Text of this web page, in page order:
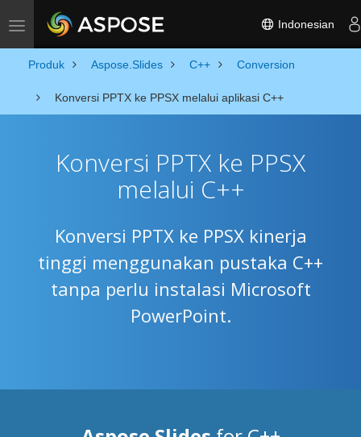
Toggle navigation Indonesian
Produk Aspose.Slides C++ Conversion
Konversi PPTX ke PPSX melalui aplikasi C++
Konversi PPTX ke PPSX
melalui C++
Konversi PPTX ke PPSX kinerja
tinggi menggunakan pustaka C++
tanpa perlu instalasi Microsoft
PowerPoint.